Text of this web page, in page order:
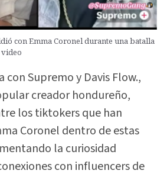
con Emma Coronel durante una batalla
con Supremo y Davis Flow.,
creador hondureño,
los tiktokers que han
Coronel dentro de estas
la curiosidad
con influencers de